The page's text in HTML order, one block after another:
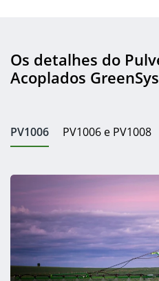
Os detalhes do
Acoplados
PV1006 PV1006 e PV1008